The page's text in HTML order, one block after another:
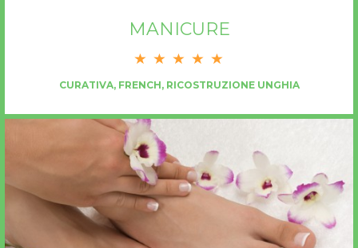
MANICURE
CURATIVA, FRENCH, RICOSTRUZIONE UNGHIA